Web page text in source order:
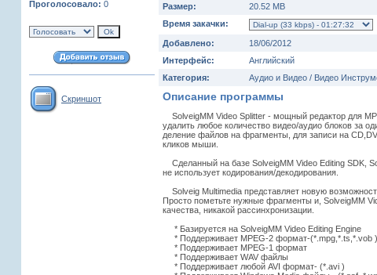
Проголосовало: 0
Скриншот
Размер:
20.52 MB
Время закачки:
Добавлено:
18/06/2012
Интерфейс:
Английский
Категория:
Аудио и Видео / Видео
Описание программы
SolveigMM Video Splitter - мощный редактор для
удалить любое количество видео/аудио блоков за
деление файлов на фрагменты, для записи на
кликов мыши.
Сделанный на базе SolveigMM Video Editing SDK,
не использует кодирования/декодирования.
Solveig Multimedia представляет новую
Просто пометьте нужные фрагменты и, SolveigMM
качества, никакой рассинхронизации.
* Базируется на SolveigMM Video Editing Engine
* Поддерживает MPEG-2 формат-(*.mpg,*.ts,*.vob )
* Поддерживает MPEG-1 формат
* Поддерживает WAV файлы
* Поддерживает любой AVI формат- (*.avi )